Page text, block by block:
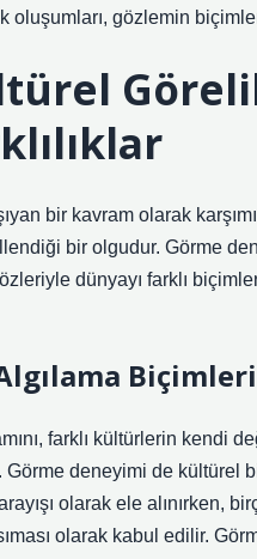
oluşumları, gözlemin
bir kavram olarak
bir olgudur. Görme
dünyayı farklı
Biçimleri
farklı kültürlerin kendi
Görme deneyimi de kültürel
olarak ele alınırken,
olarak kabul edilir.